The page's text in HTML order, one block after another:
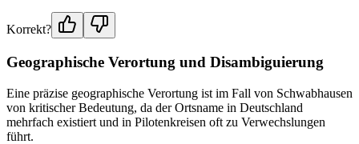
Korrekt?
Geographische Verortung und Disambiguierung
Eine präzise geographische Verortung ist im Fall von Schwabhausen
von kritischer Bedeutung, da der Ortsname in Deutschland
mehrfach existiert und in Pilotenkreisen oft zu Verwechslungen
führt.